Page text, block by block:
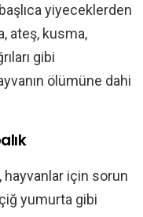
yiyeceklerden
ateş, kusma,
gibi
ölümüne dahi
hayvanlar için sorun
yumurta gibi